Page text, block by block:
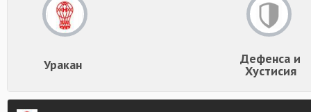
Уракан Дефенса и
Хустисия